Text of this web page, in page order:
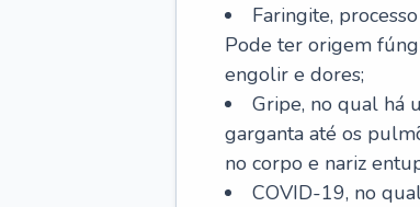
Faringite,
Pode ter origem
engolir e dores;
Gripe, no qual há
garganta até os
no corpo e nariz
COVID-19, no